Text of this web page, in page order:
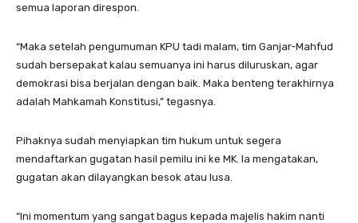
semua laporan direspon.
“Maka setelah pengumuman KPU tadi malam, tim Ganjar-Mahfud
sudah bersepakat kalau semuanya ini harus diluruskan, agar
demokrasi bisa berjalan dengan baik. Maka benteng terakhirnya
adalah Mahkamah Konstitusi,” tegasnya.
Pihaknya sudah menyiapkan tim hukum untuk segera
mendaftarkan gugatan hasil pemilu ini ke MK. Ia mengatakan,
gugatan akan dilayangkan besok atau lusa.
“Ini momentum yang sangat bagus kepada majelis hakim nanti